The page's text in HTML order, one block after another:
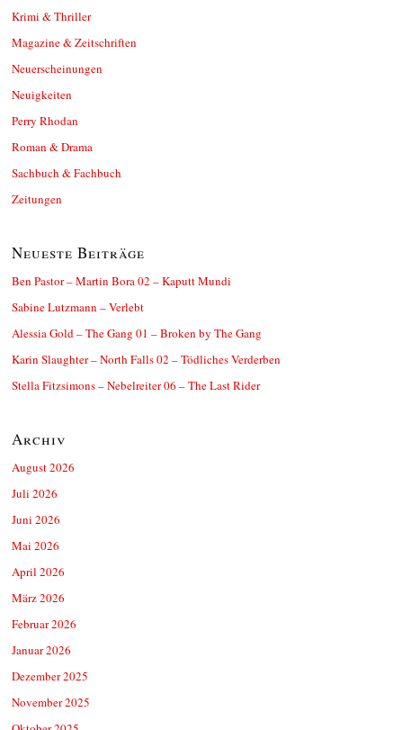
Krimi & Thriller
Magazine & Zeitschriften
Neuerscheinungen
Neuigkeiten
Perry Rhodan
Roman & Drama
Sachbuch & Fachbuch
Zeitungen
Neueste Beiträge
Ben Pastor – Martin Bora 02 – Kaputt Mundi
Sabine Lutzmann – Verlebt
Alessia Gold – The Gang 01 – Broken by The Gang
Karin Slaughter – North Falls 02 – Tödliches Verderben
Stella Fitzsimons – Nebelreiter 06 – The Last Rider
Archiv
August 2026
Juli 2026
Juni 2026
Mai 2026
April 2026
März 2026
Februar 2026
Januar 2026
Dezember 2025
November 2025